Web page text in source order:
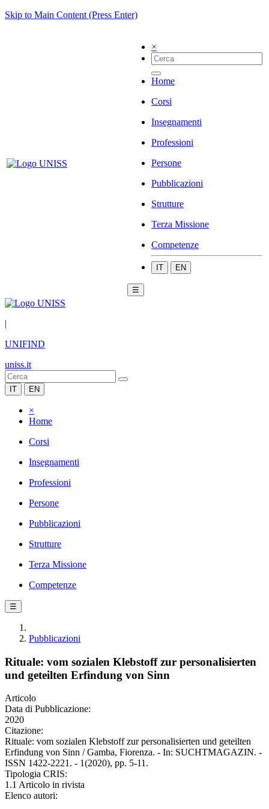
Skip to Main Content (Press Enter)
×
Home
Corsi
Insegnamenti
Professioni
Persone
Pubblicazioni
Strutture
Terza Missione
Competenze
IT EN
☰
|
UNIFIND
uniss.it
IT EN
×
Home
Corsi
Insegnamenti
Professioni
Persone
Pubblicazioni
Strutture
Terza Missione
Competenze
☰
Pubblicazioni
Rituale: vom sozialen Klebstoff zur personalisierten
und geteilten Erfindung von Sinn
Articolo
Data di Pubblicazione:
2020
Citazione:
Rituale: vom sozialen Klebstoff zur personalisierten und geteilten
Erfindung von Sinn / Gamba, Fiorenza. - In: SUCHTMAGAZIN. -
ISSN 1422-2221. - 1(2020), pp. 5-11.
Tipologia CRIS:
1.1 Articolo in rivista
Elenco autori: